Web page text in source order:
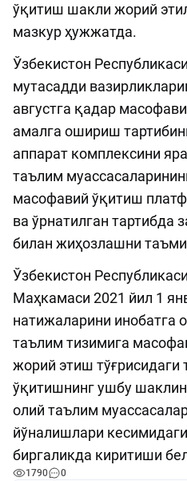
ўқитиш шакли жорий
мазкур ҳужжатда.
Ўзбекистон
мутасадди
августга қадар
амалга ошириш
аппарат комплексини
таълим
масофавий ўқитиш
ва ўрнатилган тартибда
билан жиҳозлашни
Ўзбекистон
Маҳкамаси 2021 йил 1
натижаларини инобатга
таълим тизимига
жорий этиш тўғрисидаги
ўқитишнинг ушбу
олий таълим
йўналишлари
биргаликда киритиши
1790 0